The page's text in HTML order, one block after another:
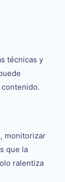
técnicas y
monitorizar
que la
ralentiza